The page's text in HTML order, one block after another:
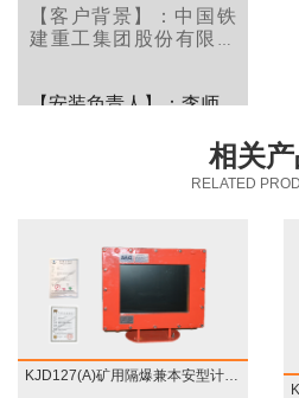
傅
ICS-17A
【安装现场】：此次安
装的主要设备——ICS-
17A皮带秤，是一款针对
散装物料（煤粉、矿石
【客户背景】： 中国铁
建重工集团股份有限公
司，集隧道智能装备施
的研究、设计、制造、
服务于一体的专业化大
建立长期合作，其盾构
机上安装的皮带秤由圣
能科技提供。
【安装负责人】：李师
相关
RELATED